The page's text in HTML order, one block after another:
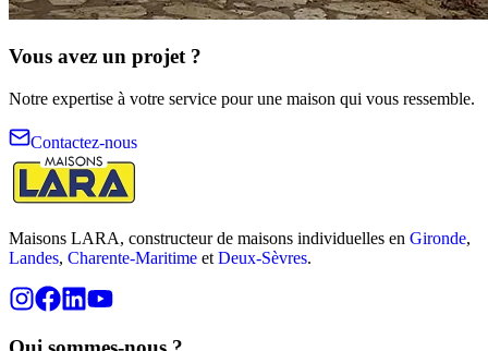
Vous avez un projet ?
Notre expertise à votre service pour une maison qui vous ressemble.
Contactez-nous
Maisons LARA, constructeur de maisons individuelles en Gironde,
Landes, Charente-Maritime et Deux-Sèvres.